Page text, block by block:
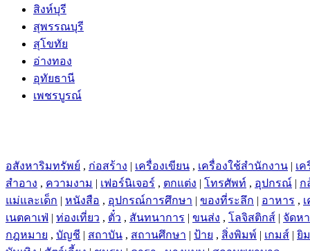
สุพรรณบุรี
สุโขทัย
อ่างทอง
อุทัยธานี
เพชรบูรณ์
สำอาง,ความงาม|เฟอร์นิเจอร์,ตกแต่ง |โทรศัพท์,อุปกรณ์ |ก
แม่และเด็ก|หนังสือ ,อุปกรณ์การศึกษา| ของที่ระลึก |อาหาร ,
เนตคาเฟ่|ท่องเที่ยว ตั๋ว,สันทนาการ| ขนส่ง,โลจิสติกส์|จัดห
กฎหมาย , บัญชี|สถาบัน ,สถานศึกษา |ป้าย, สิ่งพิมพ์|เกมส์|ยิม
บันเทิง|สัตว์เลี้ยง |ชมรม ดารา,นางแบบ| สถานพยาบาล